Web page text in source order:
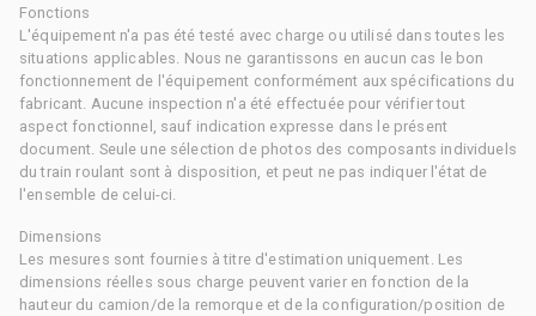
Fonctions
L'équipement n'a pas été testé avec charge ou utilisé dans toutes les
situations applicables. Nous ne garantissons en aucun cas le bon
fonctionnement de l'équipement conformément aux spécifications du
fabricant. Aucune inspection n'a été effectuée pour vérifier tout
aspect fonctionnel, sauf indication expresse dans le présent
document. Seule une sélection de photos des composants individuels
du train roulant sont à disposition, et peut ne pas indiquer l'état de
l'ensemble de celui-ci.
Dimensions
Les mesures sont fournies à titre d'estimation uniquement. Les
dimensions réelles sous charge peuvent varier en fonction de la
hauteur du camion/de la remorque et de la configuration/position de